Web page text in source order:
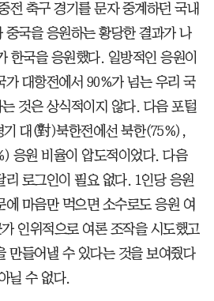
전 축구 경기를 문자 중계하던 국내
중국을 응원하는 황당한 결과가 나
한국을 응원했다. 일방적인 응원이
가 대항전에서 90%가 넘는 우리 국
것은 상식적이지 않다. 다음 포털
대(對)북한전에선 북한(75%),
응원 비율이 압도적이었다. 다음
리 로그인이 필요 없다. 1인당 응원
마음만 먹으면 소수로도 응원 여
인위적으로 여론 조작을 시도했고
만들어낼 수 있다는 것을 보여줬다
닐 수 없다.